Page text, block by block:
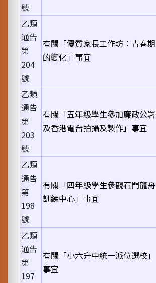
號
乙類
通告
第
204
號
有關「優質家長工作坊︰青春期
的變化」事宜
乙類
通告
第
203
號
有關「五年級學生參加廉政公署
及香港電台拍攝及製作」事宜
乙類
通告
第
198
號
有關「四年級學生參觀石門龍舟
訓練中心」事宜
乙類
通告
第
197
有關「小六升中統一派位選校」
事宜